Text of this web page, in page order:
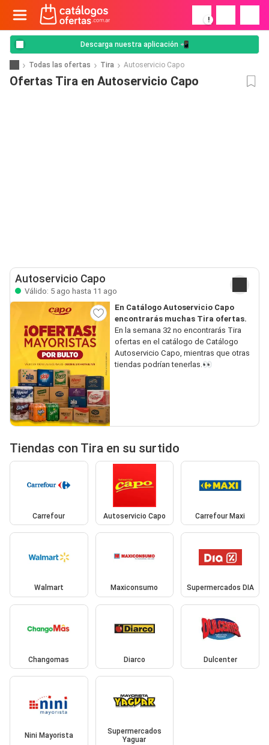
!
Descarga nuestra aplicación 📲
Todas las ofertas Tira Autoservicio Capo
Ofertas Tira en Autoservicio Capo
Autoservicio Capo
Válido: 5 ago hasta 11 ago
En Catálogo Autoservicio Capo
encontrarás muchas Tira ofertas.
En la semana 32 no encontrarás Tira
ofertas en el catálogo de Catálogo
Autoservicio Capo, mientras que otras
tiendas podrían tenerlas.👀
Tiendas con Tira en su surtido
Carrefour Autoservicio Capo Carrefour Maxi
Walmart Maxiconsumo Supermercados DIA
Changomas Diarco Dulcenter
Nini Mayorista
Supermercados
Yaguar